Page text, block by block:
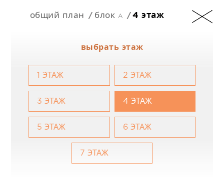
RU
общий план блок a 4 этаж
выбрать этаж
1 ЭТАЖ 2 ЭТАЖ
3 ЭТАЖ 4 ЭТАЖ
5 ЭТАЖ 6 ЭТАЖ
7 ЭТАЖ